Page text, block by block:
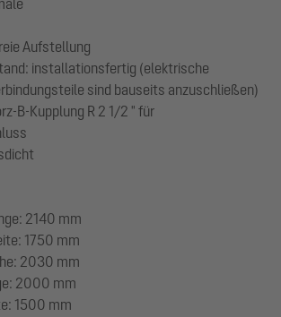
Aufstellung
installationsfertig (elektrische
sind bauseits anzuschließen)
B-Kupplung R 2 1/2 " für
2140 mm
1750 mm
2030 mm
2000 mm
1500 mm